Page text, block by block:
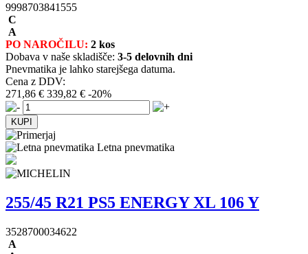
9998703841555
C
A
PO NAROČILU: 2 kos
Dobava v naše skladišče: 3-5 delovnih dni
Pnevmatika je lahko starejšega datuma.
Cena z DDV:
271,86 € 339,82 € -20%
Letna pnevmatika
255/45 R21 PS5 ENERGY XL 106 Y
3528700034622
A